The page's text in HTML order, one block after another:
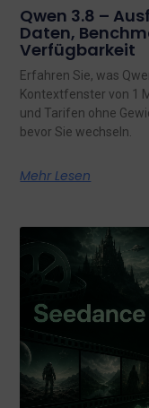
Qwen 3.8 –
Daten,
Verfügbarkeit
Erfahren Sie, was
Kontextfenster von 1
und Tarifen ohne
bevor Sie wechseln.
Mehr Lesen